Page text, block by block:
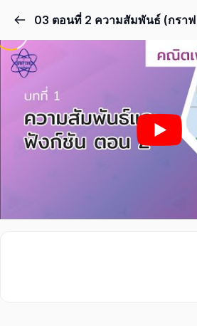
03 ตอนที่ 2 ความสัมพันธ์ (กราฟ